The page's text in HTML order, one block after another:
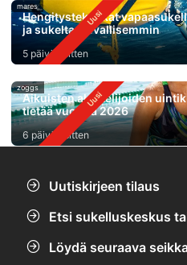
mares
Hengitystekniikat
ja sukelta turvallisemmin
5 päivää sitten
zoggs
Aikuisten aloittelijoiden
tietää vuonna 2026
6 päivää sitten
Uutiskirjeen tilaus
Etsi sukelluskeskus
Löydä seuraava